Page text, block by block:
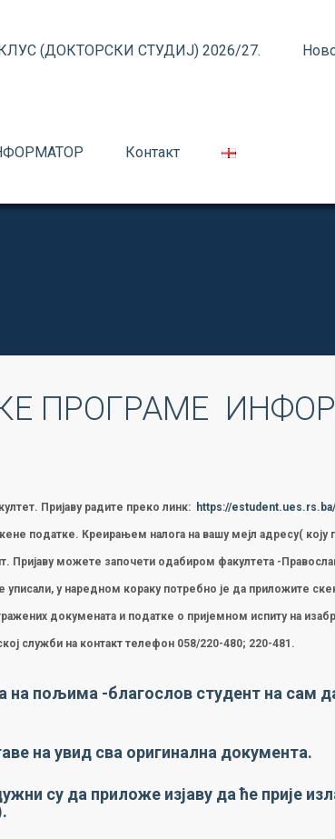
(ДОКТОРСКИ СТУДИЈ) 2026/27.
Контакт
ПРОГРАМЕ
Пријаву радите преко линк: https://estudent.ues.rs.ba/
податке. Креирањем налога на вашу мејл адресу(
Пријаву можете започети одабиром факултета -
у наредном кораку потребно је да приложите
докумената и податке о пријемном испиту на
служби на контакт телефон 058/220-480; 220-481.
пољима -благослов студент на сам
на увид сва оригинална документа.
су да приложе изјаву да ће прије